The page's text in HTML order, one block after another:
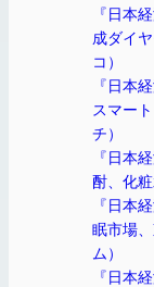
『日本
成ダイ
コ）
『日本
スマー
チ）
『日本
酎、化
『日本
眠市場
ム）
『日本